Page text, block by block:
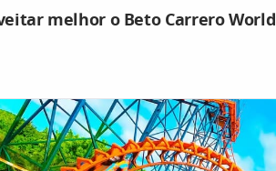
melhor o Beto Carrero World